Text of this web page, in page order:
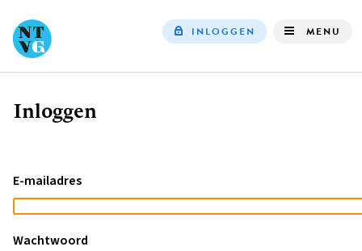
INLOGGEN MENU
Kruimelpad
Inloggen
E-mailadres
Wachtwoord